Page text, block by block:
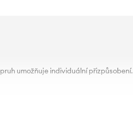
umožňuje individuální přizpůsobení.